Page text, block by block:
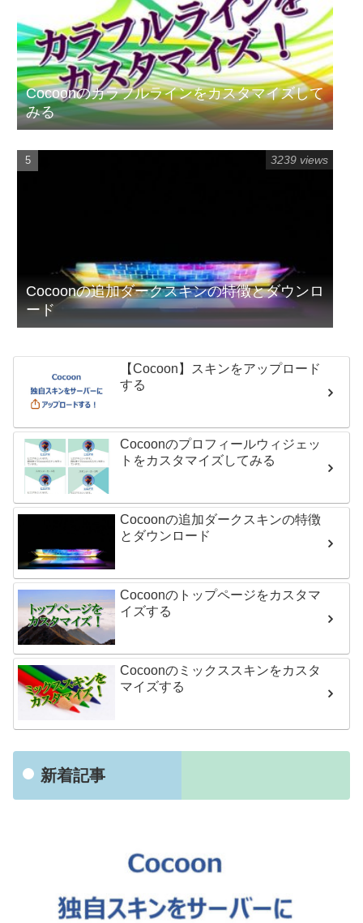
Cocoonのカラフルラインをカスタマイズして
みる
Cocoonの追加ダークスキンの特徴とダウンロ
ード
3239 views
【Cocoon】スキンをアップロード
する
Cocoonのプロフィールウィジェッ
トをカスタマイズしてみる
Cocoonの追加ダークスキンの特徴
とダウンロード
Cocoonのトップページをカスタマ
イズする
Cocoonのミックススキンをカスタ
マイズする
新着記事